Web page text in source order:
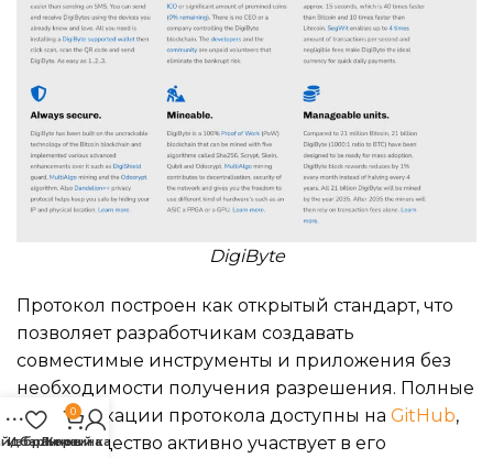
DigiByte
Протокол построен как открытый стандарт, что
позволяет разработчикам создавать
совместимые инструменты и приложения без
необходимости получения разрешения. Полные
спецификации протокола доступны на GitHub,
где сообщество активно участвует в его
Избранное
0
Корзина
Личный кабинет